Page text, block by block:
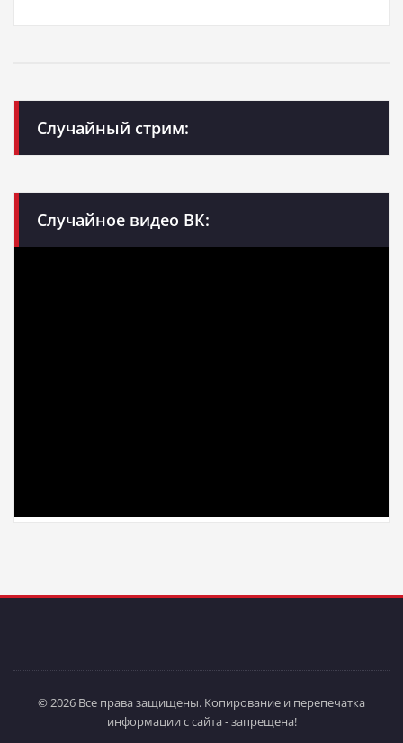
Случайный стрим:
Случайное видео ВК:
© 2026 Все права защищены. Копирование и перепечатка
информации с сайта - запрещена!